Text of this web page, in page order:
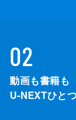
02
動画も書籍も
U-NEXTひと